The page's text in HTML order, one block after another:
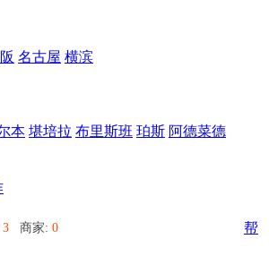
名古屋 横滨
本 堪培拉 布里斯班 珀斯 阿德菜德
3 商家: 0
帮